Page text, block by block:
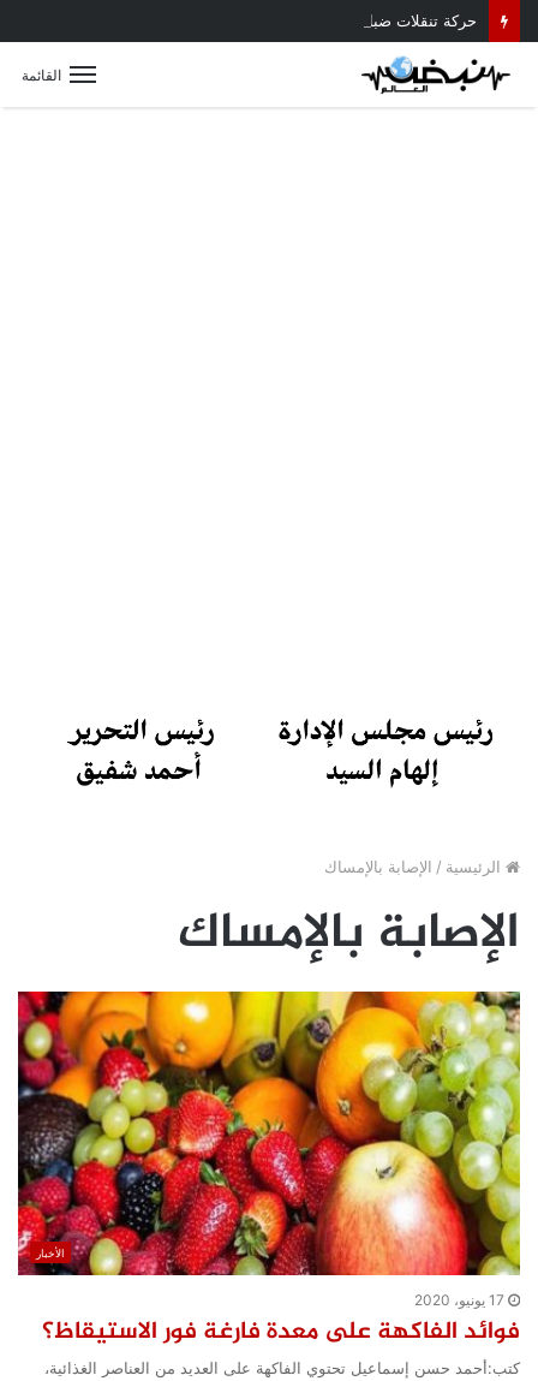
القائمة
الرئيسية / الإصابة بالإمساك
الإصابة بالإمساك
الأخبار
17 يونيو، 2020
فوائد الفاكهة على معدة فارغة فور الاستيقاظ؟
كتب:أحمد حسن إسماعيل تحتوي الفاكهة على العديد من العناصر الغذائية،